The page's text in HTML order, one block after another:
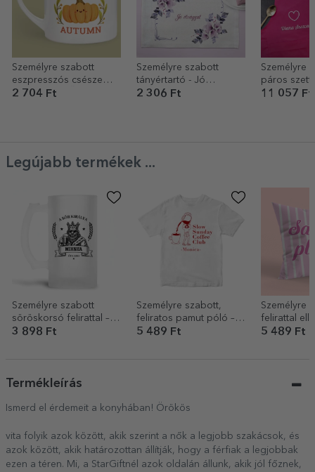
Személyre szabott
eszpresszós csésze
szöveggel - Ősz
2 704 Ft
Személyre szabott
tányértartó - Jó
étvágyat!
2 306 Ft
Személyre
páros
11 057 Ft
Legújabb termékek ...
Személyre szabott
söröskorsó felirattal – A
sör királya
3 898 Ft
Személyre szabott,
feliratos pamut póló –
Coffee
5 489 Ft
Személyre
felirattal
5 489 Ft
Termékleírás
Ismerd el érdemeit a konyhában! Örökös
vita folyik azok között, akik szerint a nők a legjobb szakácsok, és
azok között, akik határozottan állítják, hogy a férfiak a legjobbak
ezen a téren. Mi, a StarGiftnél azok oldalán állunk, akik jól főznek,